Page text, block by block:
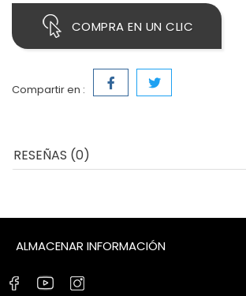
COMPRA EN UN CLIC
Compartir en :
RESEÑAS (0)
ALMACENAR INFORMACIÓN